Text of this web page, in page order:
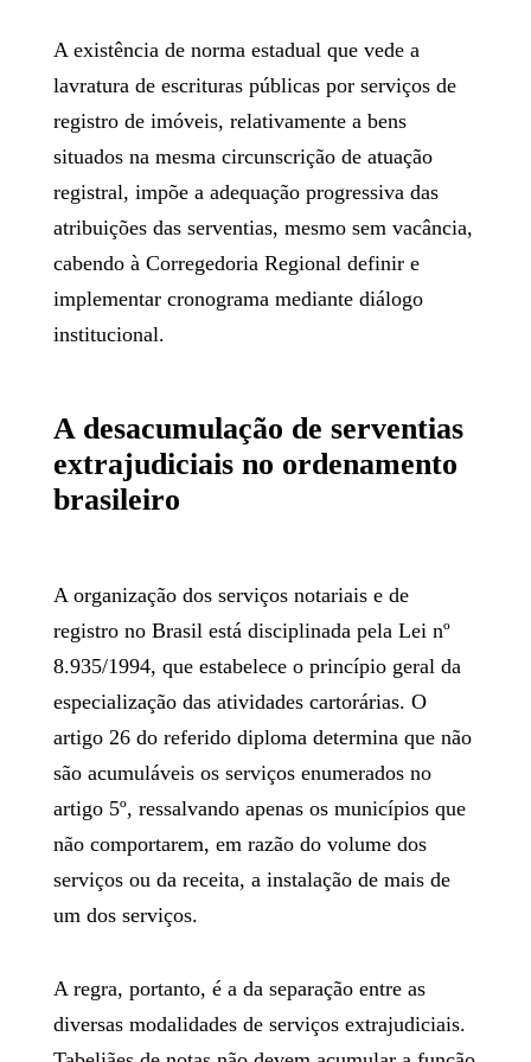
A existência de norma estadual que vede a
lavratura de escrituras públicas por serviços de
registro de imóveis, relativamente a bens
situados na mesma circunscrição de atuação
registral, impõe a adequação progressiva das
atribuições das serventias, mesmo sem vacância,
cabendo à Corregedoria Regional definir e
implementar cronograma mediante diálogo
institucional.
A desacumulação de serventias
extrajudiciais no ordenamento
brasileiro
A organização dos serviços notariais e de
registro no Brasil está disciplinada pela Lei nº
8.935/1994, que estabelece o princípio geral da
especialização das atividades cartorárias. O
artigo 26 do referido diploma determina que não
são acumuláveis os serviços enumerados no
artigo 5º, ressalvando apenas os municípios que
não comportarem, em razão do volume dos
serviços ou da receita, a instalação de mais de
um dos serviços.
A regra, portanto, é a da separação entre as
diversas modalidades de serviços extrajudiciais.